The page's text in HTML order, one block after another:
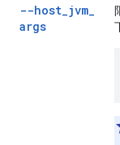
--host_jvm_
args